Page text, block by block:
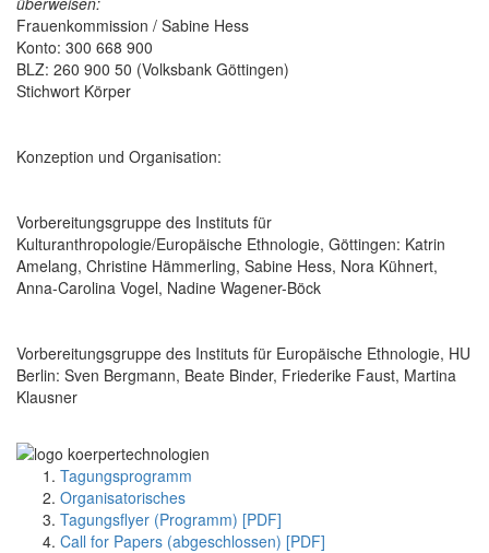
Frauenkommission / Sabine Hess
Konto: 300 668 900
BLZ: 260 900 50 (Volksbank Göttingen)
Stichwort Körper
Konzeption und Organisation:
Vorbereitungsgruppe des Instituts für
Kulturanthropologie/Europäische Ethnologie, Göttingen: Katrin
Amelang, Christine Hämmerling, Sabine Hess, Nora Kühnert,
Anna-Carolina Vogel, Nadine Wagener-Böck
Vorbereitungsgruppe des Instituts für Europäische Ethnologie, HU
Berlin: Sven Bergmann, Beate Binder, Friederike Faust, Martina
Klausner
Tagungsprogramm
Organisatorisches
Tagungsflyer (Programm) [PDF]
Call for Papers (abgeschlossen) [PDF]